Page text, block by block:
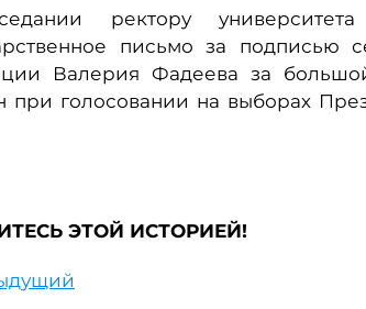
ректору
письмо за подписью
Валерия Фадеева за
при голосовании на выборах
ЭТОЙ ИСТОРИЕЙ!